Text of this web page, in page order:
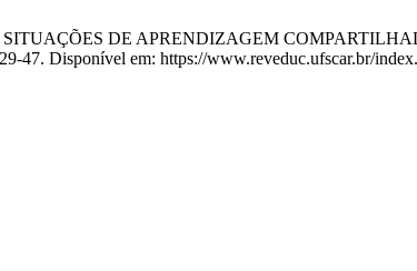
SITUAÇÕES DE APRENDIZAGEM
47. Disponível em: https://www.reveduc.ufscar.br/